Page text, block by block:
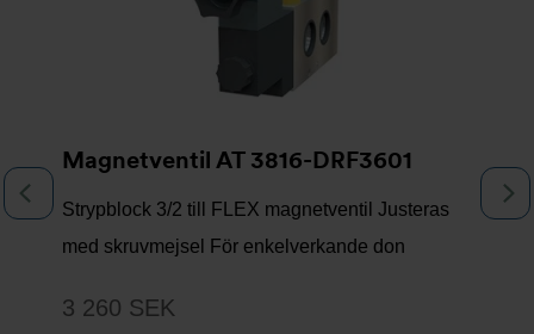
Magnetventil AT 3816-DRF3601
Strypblock 3/2 till FLEX magnetventil Justeras
med skruvmejsel För enkelverkande don
3 260 SEK